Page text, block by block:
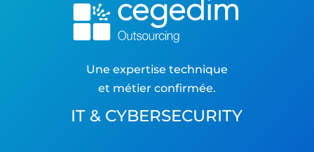
Une expertise technique
et métier confirmée.
IT & CYBERSECURITY